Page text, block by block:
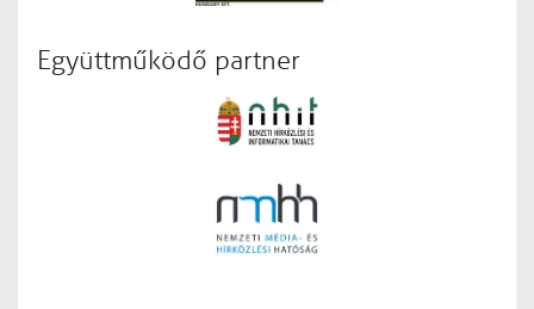
Együttműködő partner